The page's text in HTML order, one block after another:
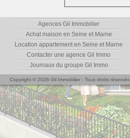
Agences Gil Immobilier
Achat maison en Seine et Marne
Location appartement en Seine et Marne
Contacter une agence Gil Immo
Journaux du groupe Gil Immo
Copyright © 2026 Gil Immobilier - Tous droits réservés